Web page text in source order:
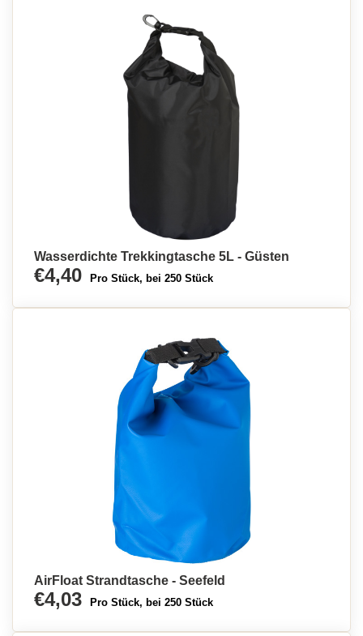
Wasserdichte Trekkingtasche 5L - Güsten
€4,40 Pro Stück, bei 250 Stück
AirFloat Strandtasche - Seefeld
€4,03 Pro Stück, bei 250 Stück